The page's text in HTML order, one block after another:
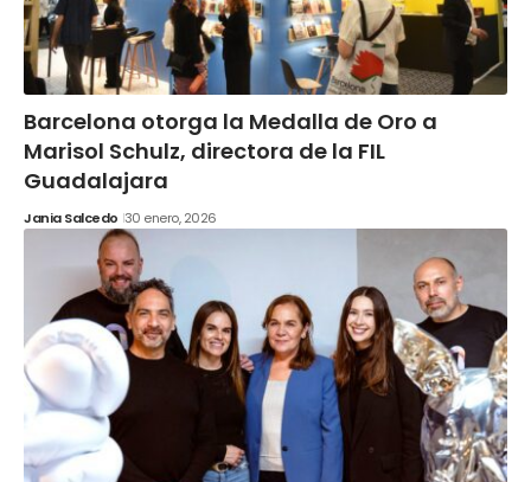
Barcelona otorga la Medalla de Oro a
Marisol Schulz, directora de la FIL
Guadalajara
Jania Salcedo 30 enero, 2026